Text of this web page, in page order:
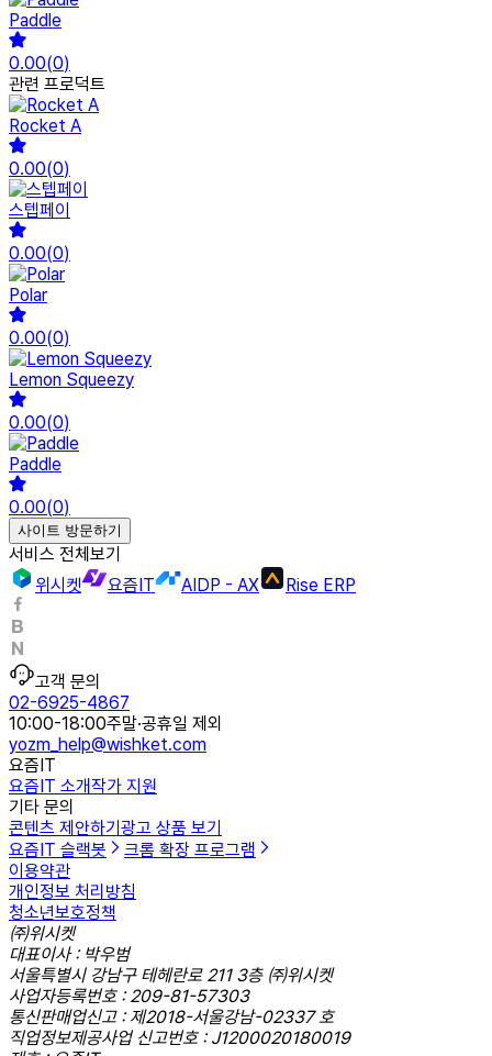
Paddle
0.00(0)
관련 프로덕트
Rocket A
0.00(0)
스텝페이
0.00(0)
Polar
0.00(0)
Lemon Squeezy
0.00(0)
Paddle
0.00(0)
사이트 방문하기
서비스 전체보기
위시켓
요즘IT AIDP - AX Rise ERP
고객 문의
02-6925-4867
10:00-18:00주말·공휴일 제외
yozm_help@wishket.com
요즘IT
요즘IT 소개작가 지원
기타 문의
콘텐츠 제안하기광고 상품 보기
요즘IT 슬랙봇
크롬 확장 프로그램
이용약관
개인정보 처리방침
청소년보호정책
㈜위시켓
대표이사 : 박우범
서울특별시 강남구 테헤란로 211 3층 ㈜위시켓
사업자등록번호 : 209-81-57303
통신판매업신고 : 제2018-서울강남-02337 호
직업정보제공사업 신고번호 : J1200020180019